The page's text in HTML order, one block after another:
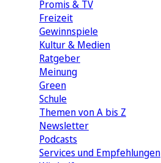
Promis & TV
Freizeit
Gewinnspiele
Kultur & Medien
Ratgeber
Meinung
Green
Schule
Themen von A bis Z
Newsletter
Podcasts
Services und Empfehlungen